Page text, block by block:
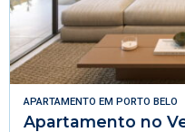
APARTAMENTO EM PORTO BELO
Apartamento no